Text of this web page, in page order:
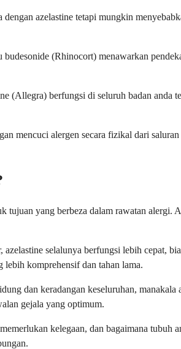
azelastine tetapi mungkin
(Rhinocort) menawarkan
berfungsi di seluruh badan anda
mencuci alergen secara fizikal dari
yang berbeza dalam rawatan
selalunya berfungsi lebih cepat,
lebih komprehensif dan tahan lama.
dan keradangan keseluruhan,
gejala yang optimum.
kelegaan, dan bagaimana